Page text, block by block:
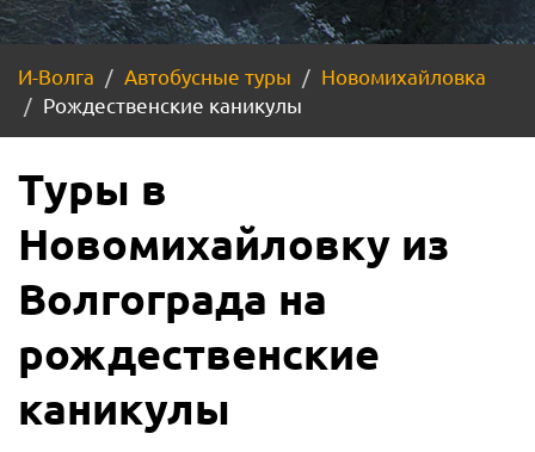
И-Волга Автобусные туры
Новомихайловка
Рождественские каникулы
Туры в
Новомихайловку из
Волгограда на
рождественские
каникулы